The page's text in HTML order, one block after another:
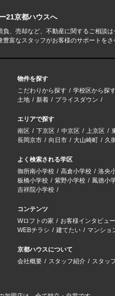
21京都ハウスへ
、売却など、不動産に関するご相談
富なスタッフがお客様のサポートをさ
物件を探す
こだわりから探す
学校区から探
土地
新着 プライスダウン
エリアで探す
南区
下京区 中京区 上京区
長岡京市
向日市 大山崎町 久
よく検索される学区
御所南小学校
高倉小学校 洛央
板橋小学校
紫野小学校 鳳徳小
吉祥院小学校
コンテンツ
Wロフトの家
お客様インタビュー
WEBチラシ
建てたい マンショ
京都ハウスについて
会社概要
スタッフ紹介 スタッ